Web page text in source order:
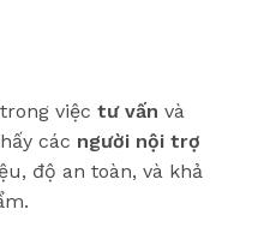
trong việc tư vấn và
các người nội trợ
độ an toàn, và khả